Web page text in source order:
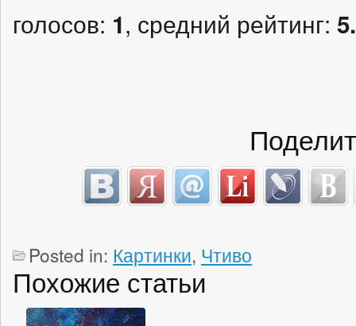
голосов: 1, средний рейтинг:
Posted in: Картинки, Чтиво
Похожие статьи